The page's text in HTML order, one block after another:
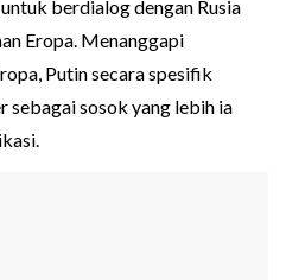
berdialog dengan Rusia
Eropa. Menanggapi
Putin secara spesifik
sebagai sosok yang lebih ia